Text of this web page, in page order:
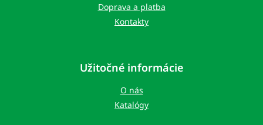
Doprava a platba
Kontakty
Užitočné informácie
O nás
Katalógy